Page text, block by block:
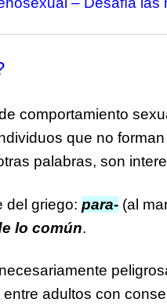
comportamiento
que no
palabras, son
del griego:para- (al
lo común.
adultos con